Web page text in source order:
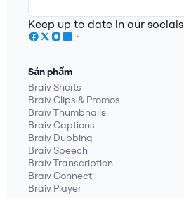
Keep up to date in our socials
Sản phẩm
Braiv Shorts
Braiv Clips & Promos
Braiv Thumbnails
Braiv Captions
Braiv Dubbing
Braiv Speech
Braiv Transcription
Braiv Connect
Braiv Player